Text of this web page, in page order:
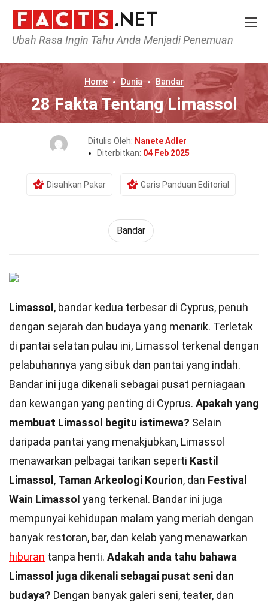
Ubah Rasa Ingin Tahu Anda Menjadi Penemuan
Home Dunia Bandar
28 Fakta Tentang Limassol
Ditulis Oleh: Nanete Adler
Diterbitkan: 04 Feb 2025
Disahkan Pakar Garis Panduan Editorial
Bandar
Limassol , bandar kedua terbesar di Cyprus, penuh
dengan sejarah dan budaya yang menarik. Terletak
di pantai selatan pulau ini, Limassol terkenal dengan
pelabuhannya yang sibuk dan pantai yang indah.
Bandar ini juga dikenali sebagai pusat perniagaan
dan kewangan yang penting di Cyprus. Apakah yang
membuat Limassol begitu istimewa? Selain
daripada pantai yang menakjubkan, Limassol
menawarkan pelbagai tarikan seperti Kastil
Limassol , Taman Arkeologi Kourion, dan Festival
Wain Limassol yang terkenal. Bandar ini juga
mempunyai kehidupan malam yang meriah dengan
banyak restoran, bar, dan kelab yang menawarkan
hiburan tanpa henti. Adakah anda tahu bahawa
Limassol juga dikenali sebagai pusat seni dan
budaya? Dengan banyak galeri seni, teater, dan